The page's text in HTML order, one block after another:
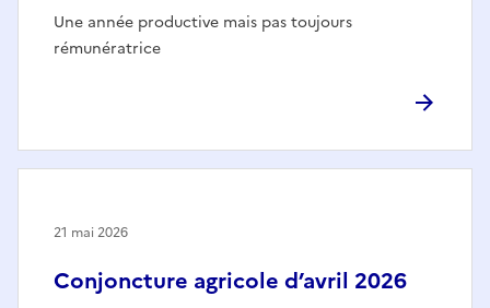
Une année productive mais pas toujours
rémunératrice
Conjoncture agricole d’avril 2026
21 mai 2026